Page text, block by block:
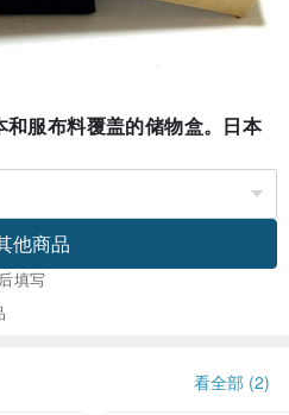
服布料覆盖的储物盒。日本
他商品
填写
看全部 (2)